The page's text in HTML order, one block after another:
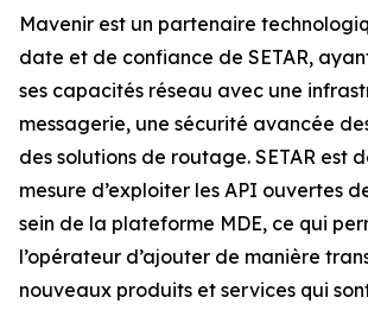
Mavenir est un partenaire
date et de confiance de SETAR,
ses capacités réseau avec une
messagerie, une sécurité avancée
des solutions de routage. SETAR est
mesure d’exploiter les API ouvertes
sein de la plateforme MDE, ce qui
l’opérateur d’ajouter de manière
nouveaux produits et services qui